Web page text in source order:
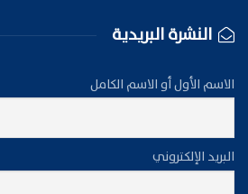
النشرة البريدية
الاسم الأول أو الاسم الكامل
البريد الإلكتروني